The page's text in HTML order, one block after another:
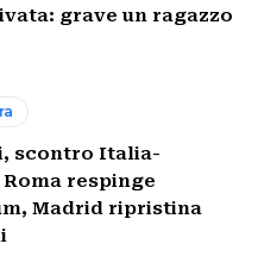
grave un ragazzo
scontro Italia-
Roma respinge
Madrid ripristina